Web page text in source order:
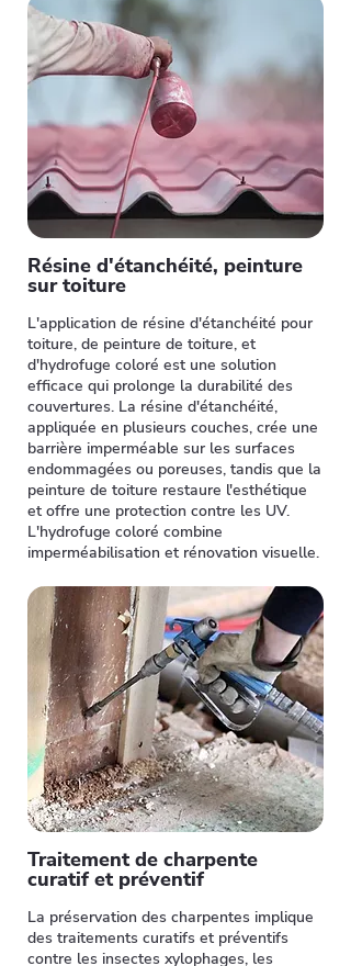
Résine d'étanchéité, peinture
sur toiture
L'application de résine d'étanchéité pour
toiture, de peinture de toiture, et
d'hydrofuge coloré est une solution
efficace qui prolonge la durabilité des
couvertures. La résine d'étanchéité,
appliquée en plusieurs couches, crée une
barrière imperméable sur les surfaces
endommagées ou poreuses, tandis que la
peinture de toiture restaure l'esthétique
et offre une protection contre les UV.
L'hydrofuge coloré combine
imperméabilisation et rénovation visuelle.
Traitement de charpente
curatif et préventif
La préservation des charpentes implique
des traitements curatifs et préventifs
contre les insectes xylophages, les